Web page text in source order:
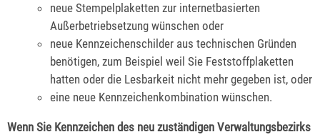
neue Stempelplaketten zur internetbasierten
Außerbetriebsetzung wünschen oder
neue Kennzeichenschilder aus technischen Gründen
benötigen, zum Beispiel weil Sie Feststoffplaketten
hatten oder die Lesbarkeit nicht mehr gegeben ist, oder
eine neue Kennzeichenkombination wünschen.
Wenn Sie Kennzeichen des neu zuständigen Verwaltungsbezirks